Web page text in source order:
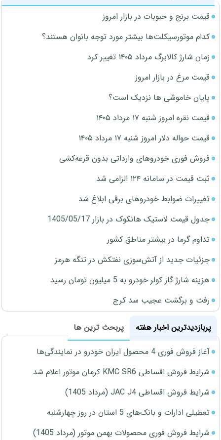
قیمت برنج و حبوبات در بازار امروز
کدام موتورسیکلت‌ها بیشتر مورد توجه بانوان هستند؟
زمان شارژ کالابرگ مرداد ۱۴۰۵ تغییر کرد
قیمت مرغ در بازار امروز
پایان خاموشی ها نزدیک است؟
قیمت نقره امروز شنبه ۱۷ مرداد ۱۴۰۵
قیمت حواله دلار امروز شنبه ۱۷ مرداد ۱۴۰۵
فروش فوری خودروهای وارداتی بدون قرعه‌کشی
ثبت قیمت در سامانه ۱۲۴ الزامی شد
تغییرات ضوابط خودروهای برقی ابلاغ شد
جدول قیمت لاستیک هانکوک در بازار 1405/05/17
تداوم گرما در بیشتر مناطق کشور
جزئیات جدید از آتش‌سوزی نفتکش در تنگه هرمز
هزینه شارژ گاز کولر خودرو به 5 میلیون تومان رسید
رفت و برگشت عجیب سد کرج
پربازدیدترین اخبار هفته
پربحث ترین ها
آغاز فروش فوری 4 محصول ایران خودرو در نمایندگی‌ها
شرایط فروش اقساطی KMC SR6 کرمان موتور اعلام شد
شرایط فروش اقساطی JAC J4 (مرداد 1405)
تعطیلی ادارات و بانک‌های 5 استان در روز چهارشنبه
شرایط فروش فوری محصولات بهمن موتور (مرداد 1405)